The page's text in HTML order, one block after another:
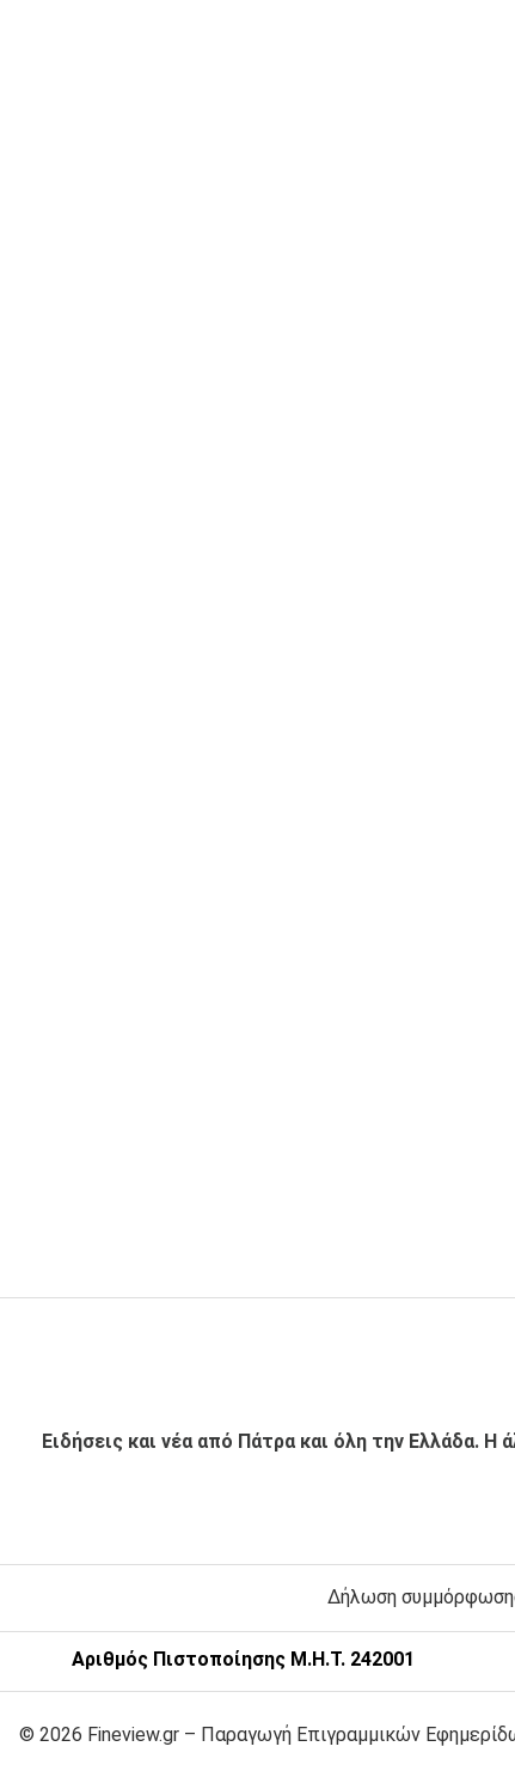
Ειδήσεις και νέα από Πάτρα και όλη την Ελλάδα. Η
Δήλωση
Αριθμός Πιστοποίησης Μ.Η.Τ. 242001
© 2026 Fineview.gr – Παραγωγή Επιγραμμικών